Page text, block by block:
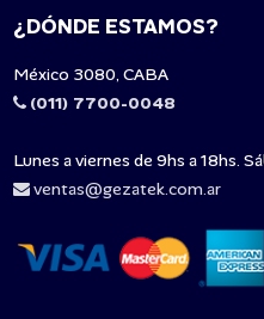
¿DÓNDE ESTAMOS?
México 3080, CABA
(011) 7700-0048
Lunes a viernes de 9hs a 18hs.
ventas@gezatek.com.ar